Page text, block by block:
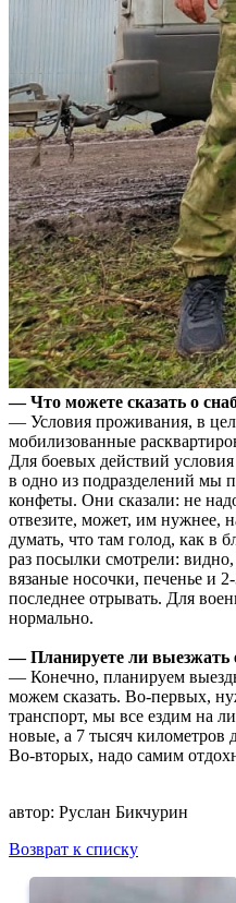
— Что можете сказать о
— Условия проживания, в
мобилизованные
Для боевых действий
в одно из подразделений мы
конфеты. Они сказали: не
отвезите, может, им нужнее,
думать, что там голод, как в
раз посылки смотрели:
вязаные носочки, печенье и
последнее отрывать. Для
нормально.
— Планируете ли выезжать
— Конечно, планируем
можем сказать. Во-первых,
транспорт, мы все ездим на
новые, а 7 тысяч километров
Во-вторых, надо самим
автор: Руслан Бикчурин
Возврат к списку